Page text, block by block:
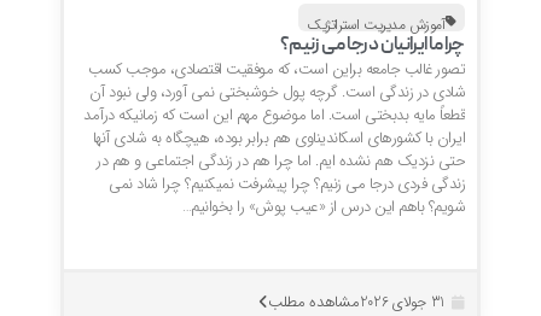
آموزش مدیریت استراتژیک
چرا ما ایرانیان درجا می زنیم؟
تصور غالب جامعه براین است، که موفقیت اقتصادی، موجب کسب
شادی در زندگی است. گرچه پول خوشبختی نمی آورد، ولی نبود آن
قطعاً مایه بدبختی است. اما موضوع مهم این است که زمانیکه درآمد
ایران با کشورهای اسکاندیناوی هم برابر بوده، هیچگاه به شادی آنها
حتی نزدیک هم نشده ایم. اما چرا هم در زندگی اجتماعی و هم در
زندگی فردی درجا می زنیم؟ چرا پیشرفت نمیکنیم؟ چرا شاد نمی
شویم؟ باهم این درس از «عیب پوش» را بخوانیم…
مشاهده مطلب